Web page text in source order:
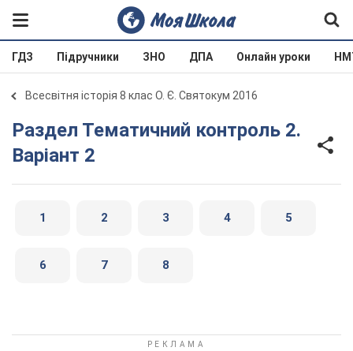
ГДЗ Підручники ЗНО ДПА Онлайн уроки
Всесвітня історія 8 клас О. Є. Святокум 2016
Раздел Тематичний контроль 2.
Варіант 2
1 2 3 4 5
6 7 8